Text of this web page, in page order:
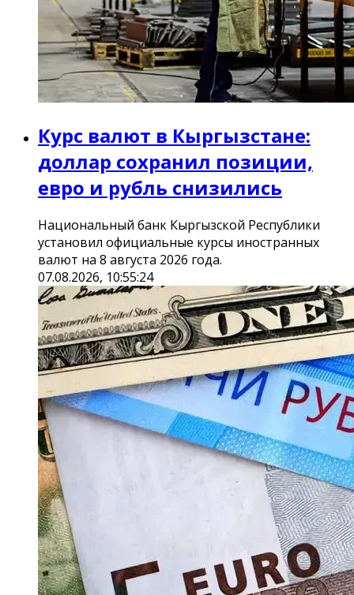
Курс валют в Кыргызстане:
доллар сохранил позиции,
евро и рубль снизились
Национальный банк Кыргызской Республики
установил официальные курсы иностранных
валют на 8 августа 2026 года.
07.08.2026, 10:55:24